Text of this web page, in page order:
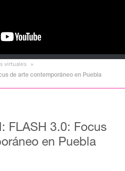
virtuales
de arte contemporáneo en Puebla
FLASH 3.0: Focus
en Puebla